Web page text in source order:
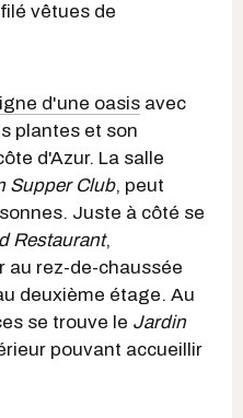
vêtues de
d'une oasis avec
plantes et son
d'Azur. La salle
Supper Club, peut
Juste à côté se
Restaurant,
au rez-de-chaussée
deuxième étage. Au
se trouve le Jardin
pouvant accueillir